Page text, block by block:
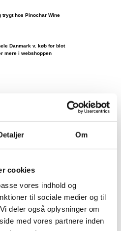
Om
cookies
vores indhold og
til sociale medier og til
deler også oplysninger om
med vores partnere inden
trygt hos Pinochar Wine
Danmark v. køb for blot
mere i webshoppen
Montrachet, hvilket betyder, at der
på næsten 20 år, så der er
leveres på deres basis hvide vin.
bedste til dato. Den levere
Masser af ren frugt, flot
i en familie, der har rødder helt
århundrede. Dette Domaine er